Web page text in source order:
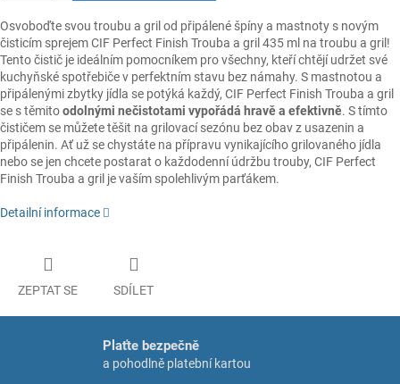
Osvoboďte svou troubu a gril od připálené špíny a mastnoty s novým
čisticím sprejem CIF Perfect Finish Trouba a gril 435 ml na troubu a gril!
Tento čistič je ideálním pomocníkem pro všechny, kteří chtějí udržet své
kuchyňské spotřebiče v perfektním stavu bez námahy. S mastnotou a
připálenými zbytky jídla se potýká každý, CIF Perfect Finish Trouba a gril
se s těmitoodolnými nečistotami vypořádá hravě a efektivně. S tímto
čističem se můžete těšit na grilovací sezónu bez obav z usazenin a
připálenin. Ať už se chystáte na přípravu vynikajícího grilovaného jídla
nebo se jen chcete postarat o každodenní údržbu trouby, CIF Perfect
Finish Trouba a gril je vaším spolehlivým parťákem.
Detailní informace
ZEPTAT SE SDÍLET
Plaťte bezpečně
a pohodlně platební kartou